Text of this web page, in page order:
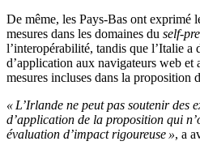
De même, les Pays-Bas ont exprimé
mesures dans les domaines du self-
l’interopérabilité, tandis que l’Italie a
d’application aux navigateurs web et
mesures incluses dans la proposition
« L’Irlande ne peut pas soutenir des
d’application de la proposition qui
évaluation d’impact rigoureuse », a